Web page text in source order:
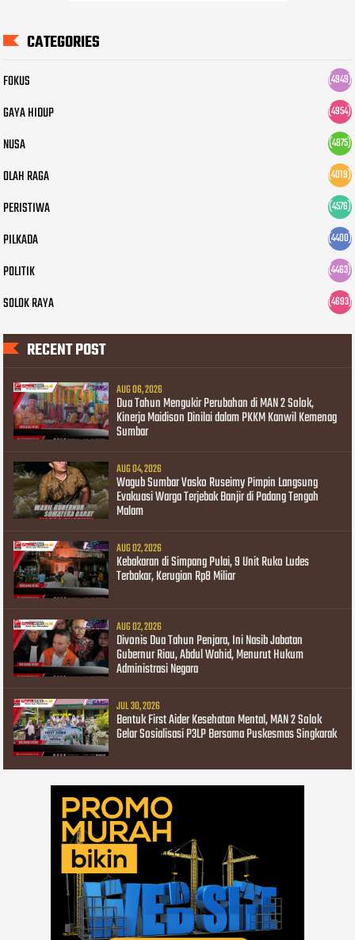
CATEGORIES
FOKUS (4949)
GAYA HIDUP (4954)
NUSA (4875)
OLAH RAGA (4019)
PERISTIWA (4576)
PILKADA (4400)
POLITIK (4463)
SOLOK RAYA (4693)
RECENT POST
AUG 06, 2026
Dua Tahun Mengukir Perubahan di MAN 2 Solok,
Kinerja Maidison Dinilai dalam PKKM Kanwil Kemenag
Sumbar
AUG 04, 2026
Wagub Sumbar Vasko Ruseimy Pimpin Langsung
Evakuasi Warga Terjebak Banjir di Padang Tengah
Malam
AUG 02, 2026
Kebakaran di Simpang Pulai, 9 Unit Ruko Ludes
Terbakar, Kerugian Rp8 Miliar
AUG 02, 2026
Divonis Dua Tahun Penjara, Ini Nasib Jabatan
Gubernur Riau, Abdul Wahid, Menurut Hukum
Administrasi Negara
JUL 30, 2026
Bentuk First Aider Kesehatan Mental, MAN 2 Solok
Gelar Sosialisasi P3LP Bersama Puskesmas Singkarak